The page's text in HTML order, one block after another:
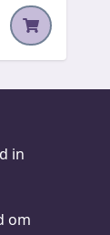
in
om